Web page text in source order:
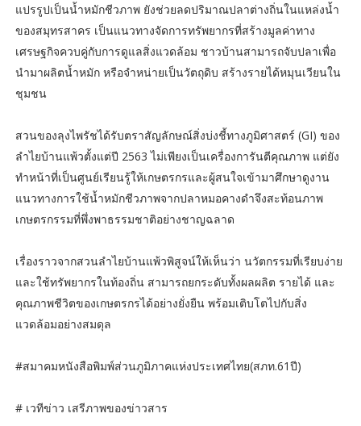
แปรรูปเป็นน้ำหมักชีวภาพ ยังช่วยลดปริมาณปลาต่างถิ่นในแหล่งน้ำ
ของสมุทรสาคร เป็นแนวทางจัดการทรัพยากรที่สร้างมูลค่าทาง
เศรษฐกิจควบคู่กับการดูแลสิ่งแวดล้อม ชาวบ้านสามารถจับปลาเพื่อ
นำมาผลิตน้ำหมัก หรือจำหน่ายเป็นวัตถุดิบ สร้างรายได้หมุนเวียนใน
ชุมชน
สวนของลุงไพรัชได้รับตราสัญลักษณ์สิ่งบ่งชี้ทางภูมิศาสตร์ (GI) ของ
ลำไยบ้านแพ้วตั้งแต่ปี 2563 ไม่เพียงเป็นเครื่องการันตีคุณภาพ แต่ยัง
ทำหน้าที่เป็นศูนย์เรียนรู้ให้เกษตรกรและผู้สนใจเข้ามาศึกษาดูงาน
แนวทางการใช้น้ำหมักชีวภาพจากปลาหมอคางดำจึงสะท้อนภาพ
เกษตรกรรมที่พึ่งพาธรรมชาติอย่างชาญฉลาด
เรื่องราวจากสวนลำไยบ้านแพ้วพิสูจน์ให้เห็นว่า นวัตกรรมที่เรียบง่าย
และใช้ทรัพยากรในท้องถิ่น สามารถยกระดับทั้งผลผลิต รายได้ และ
คุณภาพชีวิตของเกษตรกรได้อย่างยั่งยืน พร้อมเติบโตไปกับสิ่ง
แวดล้อมอย่างสมดุล
#​สมาคมหนังสือพิมพ์ส่วนภูมิภาคแห่งประเทศไทย​(สภท.61ปี)​
# เวทีข่าว เสรีภาพของข่าวสาร